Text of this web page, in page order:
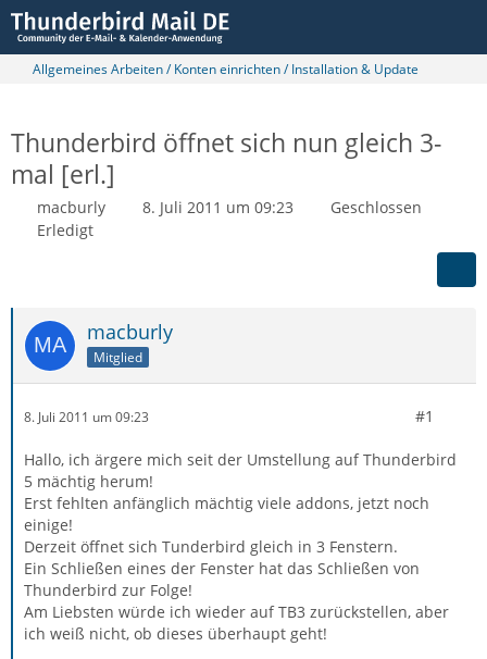
Allgemeines Arbeiten / Konten einrichten / Installation & Update
Thunderbird öffnet sich nun gleich 3-
mal [erl.]
macburly 8. Juli 2011 um 09:23
Geschlossen
Erledigt
macburly
Mitglied
8. Juli 2011 um 09:23 #1
Hallo, ich ärgere mich seit der Umstellung auf Thunderbird
5 mächtig herum!
Erst fehlten anfänglich mächtig viele addons, jetzt noch
einige!
Derzeit öffnet sich Tunderbird gleich in 3 Fenstern.
Ein Schließen eines der Fenster hat das Schließen von
Thunderbird zur Folge!
Am Liebsten würde ich wieder auf TB3 zurückstellen, aber
ich weiß nicht, ob dieses überhaupt geht!